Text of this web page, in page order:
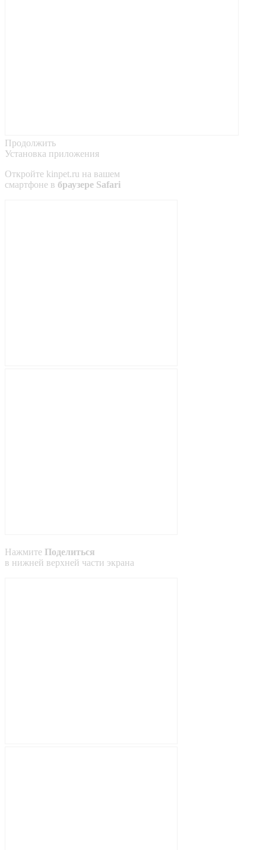
Продолжить
Установка приложения
Откройте kinpet.ru на вашем
смартфоне в браузере Safari
Нажмите Поделиться
в нижней верхней части экрана